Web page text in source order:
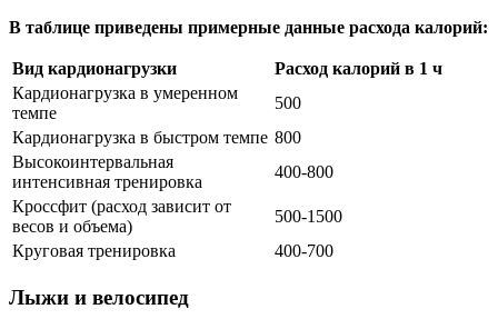
В таблице приведены примерные данные расхода калорий:
Вид кардионагрузки
Расход калорий в 1 ч
Кардионагрузка в умеренном
темпе
500
Кардионагрузка в быстром темпе 800
Высокоинтервальная
интенсивная тренировка
400-800
Кроссфит (расход зависит от
весов и объема)
500-1500
Круговая тренировка
400-700
Лыжи и велосипед